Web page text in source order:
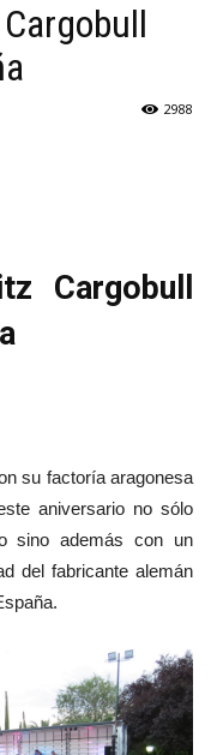
2988
Cargobull
su factoría aragonesa
aniversario no sólo
sino además con un
del fabricante alemán